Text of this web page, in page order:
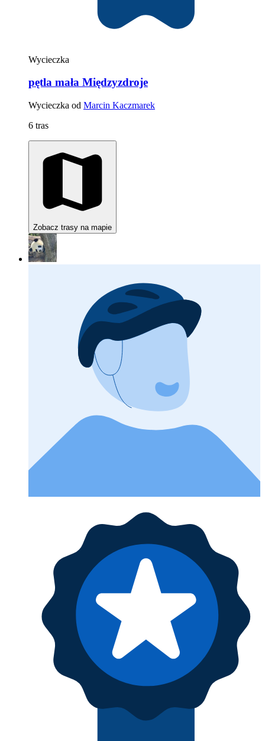
Wycieczka
pętla mała Międzyzdroje
Wycieczka od Marcin Kaczmarek
6 tras
Zobacz trasy na mapie